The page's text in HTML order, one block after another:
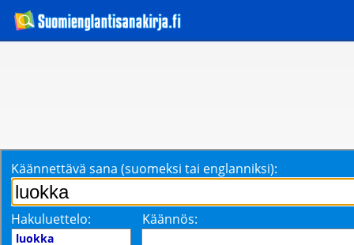
Käännettävä sana (suomeksi tai englanniksi):
Hakuluettelo: Käännös:
luokka